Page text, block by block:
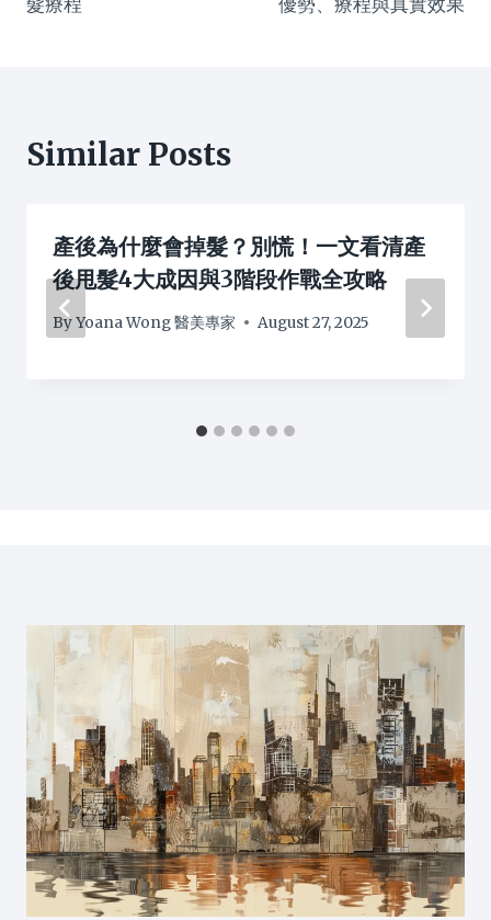
Similar Posts
產後為什麼會掉髮？別慌！一文看清產
後甩髮4大成因與3階段作戰全攻略
ByYoana Wong 醫美專家 August 27, 2025